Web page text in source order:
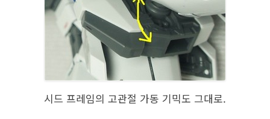
시드 프레임의 고관절 가동 기믹도 그대로.